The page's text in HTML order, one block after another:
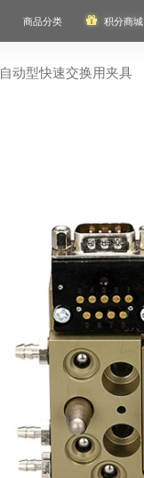
商品分类 积分商城
自动型快速交换用夹具